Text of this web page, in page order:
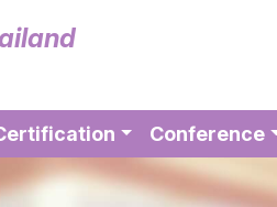
Conference